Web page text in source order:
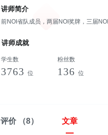
讲师简介
前NOI省队成员，两届NOI奖牌，三届
讲师成就
学生数
3763 位
粉丝数
136 位
评价 （8） 文章